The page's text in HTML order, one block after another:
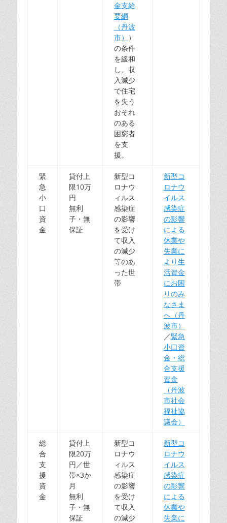
金支給
要綱
（丹波
市） ）
の条件
を緩和
し、収
入減少
で住宅
を失う
おそれ
のある
困窮者
を支
援。
緊
急
小
口
資
金
貸付上
限10万
円
無利
子・無
保証
新型コ
ロナウ
ィルス
感染症
の影響
を受け
て収入
の減少
等のあ
った世
帯
新型コ
ロナウ
イルス
感染症
の影響
による
休業や
失業に
より生
活資金
にお困
りのみ
なさま
へ（丹
波市）
／緊急
小口資
金・総
合支援
資金
（丹波
市社会
福祉協
議会）
総
合
支
援
資
金
貸付上
限20万
円／世
帯×3か
月
無利
子・無
保証
新型コ
ロナウ
ィルス
感染症
の影響
を受け
て収入
の減少
新型コ
ロナウ
イルス
感染症
の影響
による
休業や
失業に